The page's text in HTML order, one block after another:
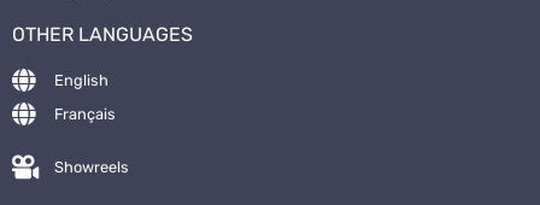
OTHER LANGUAGES
English
Français
Showreels